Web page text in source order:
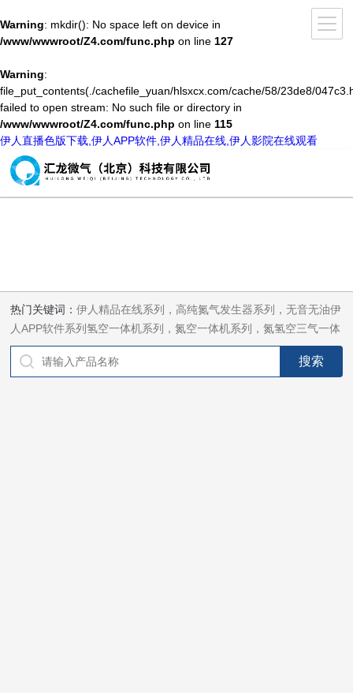
Warning: mkdir(): No space left on device in
/www/wwwroot/Z4.com/func.php on line 127
Warning:
file_put_contents(./cachefile_yuan/hlsxcx.com/cache/58/23de8/
failed to open stream: No such file or directory in
/www/wwwroot/Z4.com/func.php on line 115
伊人直播色版下载,伊人APP软件,伊人精品在线,伊人影院在线观看
热门关键词：伊人精品在线系列，高纯氮气发生器系列，无音无油伊
人APP软件系列氢空一体机系列，氮空一体机系列，氮氢空三气一体
机系列，气体净化器系列，代理日本DKK-TOA水质分析，水质检测
仪器，代理南韩SitekPH/离子计，DO计，电导计，多功能计，